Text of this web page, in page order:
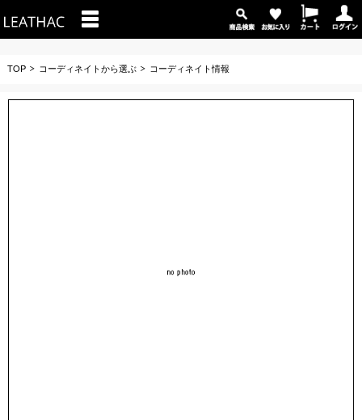
TOP コーディネイトから選ぶ コーディネイト情報